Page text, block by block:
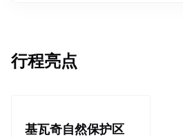
行程亮点
基瓦奇自然保护区